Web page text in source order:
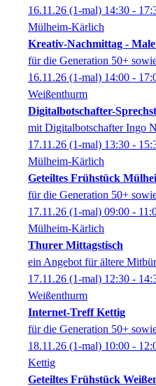
16.11.26 (1-mal) 14:30 -
Mülheim-Kärlich
Kreativ-Nachmittag -
für die Generation 50+
16.11.26 (1-mal) 14:00 -
Weißenthurm
Digitalbotschafter-
mit Digitalbotschafter Ingo
17.11.26 (1-mal) 13:30 -
Mülheim-Kärlich
Geteiltes Frühstück
für die Generation 50+
17.11.26 (1-mal) 09:00 -
Mülheim-Kärlich
Thurer Mittagstisch
ein Angebot für ältere
17.11.26 (1-mal) 12:30 -
Weißenthurm
Internet-Treff Kettig
für die Generation 50+
18.11.26 (1-mal) 10:00 -
Kettig
Geteiltes Frühstück